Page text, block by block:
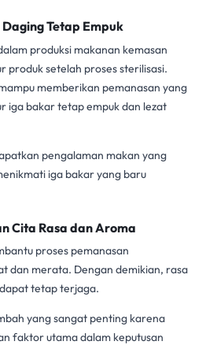
Tetap Empuk
produksi makanan kemasan
produk setelah proses sterilisasi.
memberikan pemanasan yang
iga bakar tetap empuk dan lezat
pengalaman makan yang
iga bakar yang baru
Cita Rasa dan Aroma
proses pemanasan
dan merata. Dengan demikian, rasa
tetap terjaga.
yang sangat penting karena
faktor utama dalam keputusan